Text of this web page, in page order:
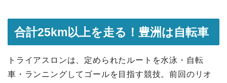
合計25km以上を走る！豊洲は自転車
トライアスロンは、定められたルートを水泳・自転
車・ランニングしてゴールを目指す競技。前回のリオ